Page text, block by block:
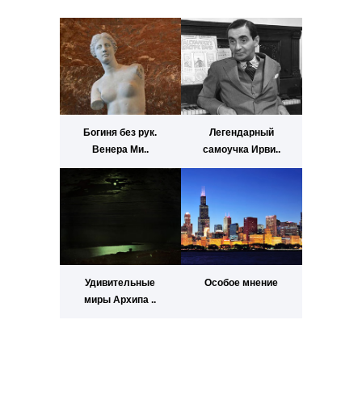
Богиня без рук.
Венера Ми..
Легендарный
самоучка Ирви..
Удивительные
миры Архипа ..
Особое мнение